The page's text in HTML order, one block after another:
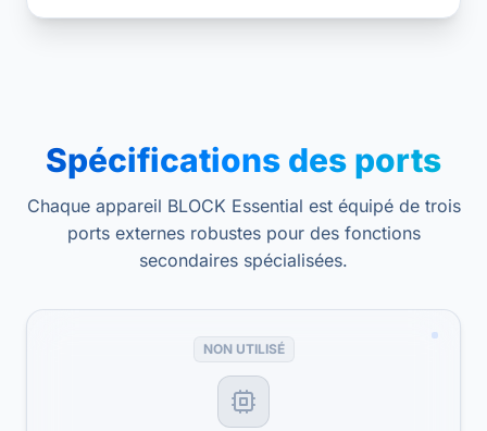
Spécifications des ports
Chaque appareil BLOCK Essential est équipé de trois
ports externes robustes pour des fonctions
secondaires spécialisées.
NON UTILISÉ